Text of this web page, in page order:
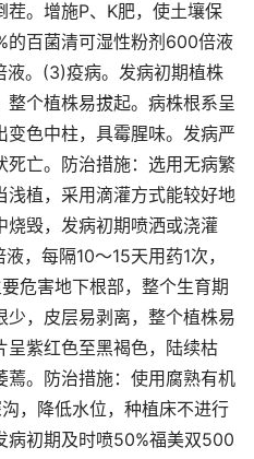
。增施P、K肥，使土壤保
的百菌清可湿性粉剂600倍液
。(3)疫病。发病初期植株
整个植株易拔起。病株根系呈
色中柱，具霉腥味。发病严
死亡。防治措施：选用无病繁
浅植，采用滴灌方式能较好地
烧毁，发病初期喷洒或浇灌
，每隔10～15天用药1次，
危害地下根部，整个生育期
，皮层易剥离，整个植株易
呈紫红色至黑褐色，陆续枯
蔫。防治措施：使用腐熟有机
，降低水位，种植床不进行
病初期及时喷50%福美双500